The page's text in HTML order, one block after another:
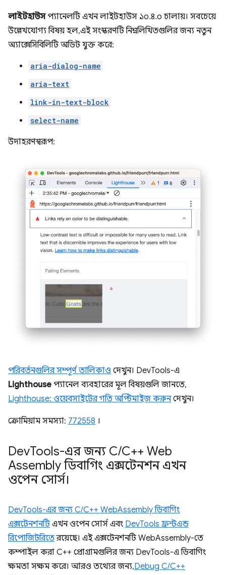
লাইটহাউসপ্যানেলটি এখন লাইটহাউস ১০.৪.০ চালায়। সবচেয়ে
উল্লেখযোগ্য বিষয় হল, এই সংস্করণটি নিম্নলিখিতগুলির জন্য নতুন
অ্যাক্সেসিবিলিটি অডিট যুক্ত করে:
aria-dialog-name
aria-text
link-in-text-block
select-name
উদাহরণস্বরূপ:
পরিবর্তনগুলির সম্পূর্ণ তালিকাও দেখুন। DevTools-এ
Lighthouse প্যানেল ব্যবহারের মূল বিষয়গুলি জানতে,
Lighthouse: ওয়েবসাইটের গতি অপ্টিমাইজ করুনদেখুন।
ক্রোমিয়াম সমস্যা: 772558 ।
DevTools-এর জন্য C/C++ Web
Assembly ডিবাগিং এক্সটেনশন এখন
ওপেন সোর্স।
DevTools-এর জন্য C/C++ WebAssembly ডিবাগিং
এক্সটেনশনটিএখন ওপেন সোর্স এবং DevTools ফ্রন্টএন্ড
রিপোজিটরিতেরয়েছে। এই এক্সটেনশনটি WebAssembly-তে
কম্পাইল করা C++ প্রোগ্রামগুলির জন্য DevTools-এ ডিবাগিং
ক্ষমতা সক্ষম করে। আরও তথ্যের জন্য,Debug C/C++